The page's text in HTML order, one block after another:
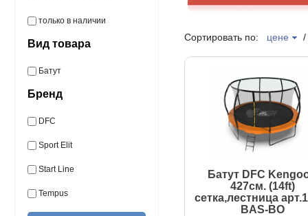
только в наличии
Вид товара
Батут
Бренд
DFC
Sport Elit
Start Line
Tempus
Сортировать по: цене
Батут DFC
427см. (14ft)
сетка,лестница
BAS-BO